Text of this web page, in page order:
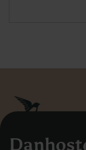
Danhostel Danmarks